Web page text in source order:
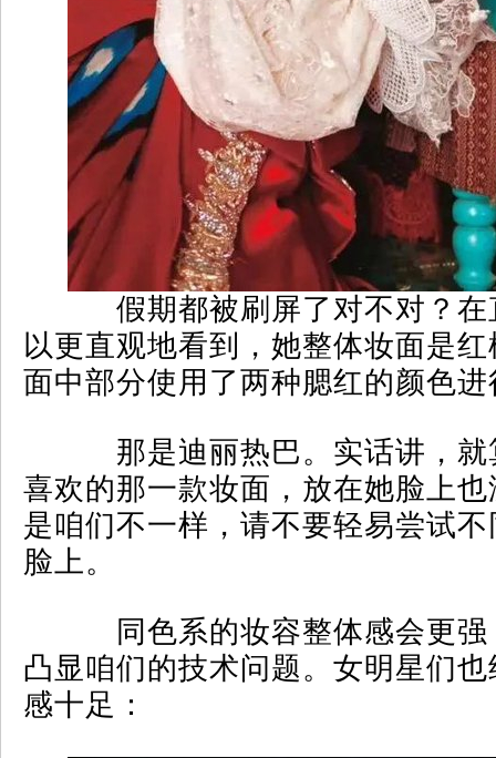
假期都被刷屏了对不对？在
以更直观地看到，她整体妆面是
面中部分使用了两种腮红的颜色
那是迪丽热巴。实话讲，就
喜欢的那一款妆面，放在她脸上
是咱们不一样，请不要轻易尝试
脸上。
同色系的妆容整体感会更强
凸显咱们的技术问题。女明星们
感十足：